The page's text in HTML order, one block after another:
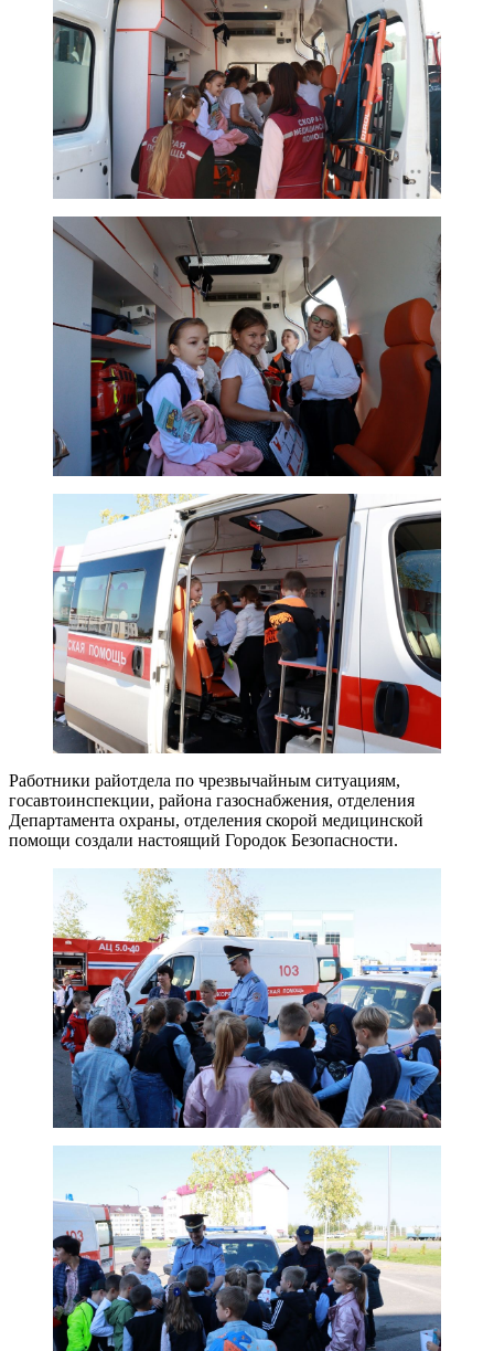
Работники райотдела по чрезвычайным ситуациям,
госавтоинспекции, района газоснабжения, отделения
Департамента охраны, отделения скорой медицинской
помощи создали настоящий Городок Безопасности.